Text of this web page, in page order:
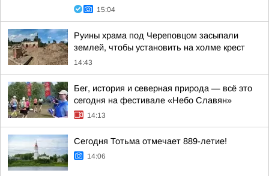
15:04
Руины храма под Череповцом засыпали
землей, чтобы установить на холме крест
14:43
Бег, история и северная природа — всё это
сегодня на фестивале «Небо Славян»
14:13
Сегодня Тотьма отмечает 889-летие!
14:06